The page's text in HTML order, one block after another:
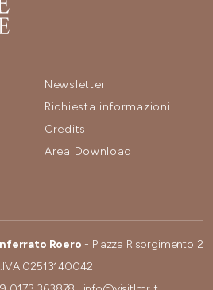
Newsletter
Richiesta informazioni
Credits
Area Download
Roero - Piazza Risorgimento 2
02513140042